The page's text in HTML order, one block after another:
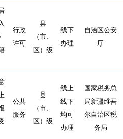
行政
许可
县
（市、
区）级
线下
办理
自治区公安
厅
公共
服务
县
（市、
区）级
线上
线下
均可
办理
国家税务总
局新疆维吾
尔自治区税
务局